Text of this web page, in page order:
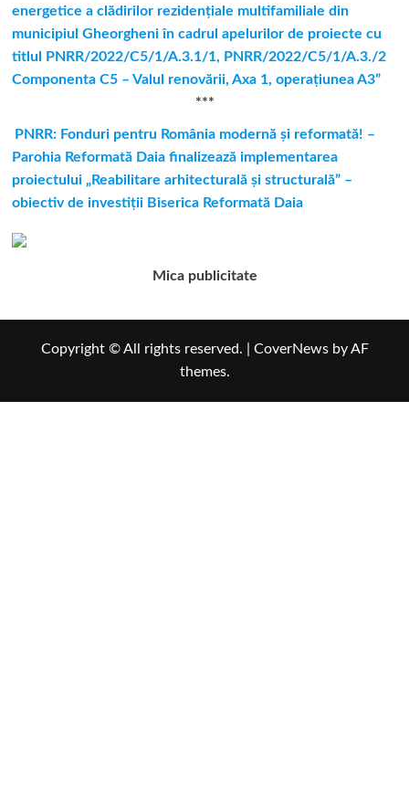
energetice a clădirilor rezidenţiale multifamiliale din
municipiul Gheorgheni în cadrul apelurilor de proiecte cu
titlul PNRR/2022/C5/1/A.3.1/1, PNRR/2022/C5/1/A.3./2
Componenta C5 – Valul renovării, Axa 1, operaţiunea A3”
***
PNRR: Fonduri pentru România modernă și reformată! –
Parohia Reformată Daia finalizează implementarea
proiectului „Reabilitare arhitecturală și structurală” –
obiectiv de investiții Biserica Reformată Daia
Mica publicitate
Copyright © All rights reserved. CoverNewsby AF
themes.